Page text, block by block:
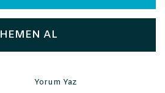
HEMEN AL
Yorum Yaz